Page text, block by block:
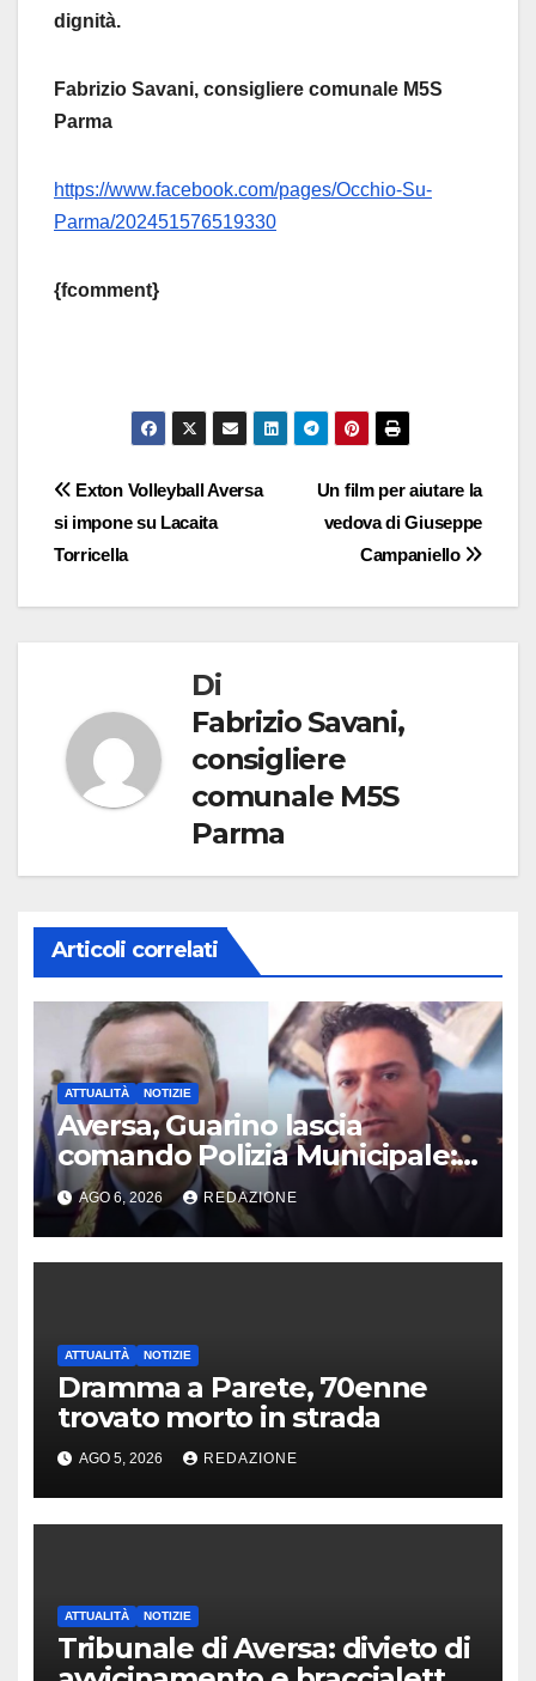
dignità.
Fabrizio Savani, consigliere comunale M5S
Parma
https://www.facebook.com/pages/Occhio-Su-
Parma/202451576519330
{fcomment}
Navigazione
articoli
Un film per aiutare la
vedova di Giuseppe
Campaniello
Exton Volleyball Aversa
si impone su Lacaita
Torricella
Di
Fabrizio Savani,
consigliere
comunale M5S
Parma
Articoli correlati
ATTUALITÀ NOTIZIE
Aversa, Guarino lascia
comando Polizia Municipale:
arriva Nacar
AGO 6, 2026 REDAZIONE
ATTUALITÀ NOTIZIE
Dramma a Parete, 70enne
trovato morto in strada
AGO 5, 2026 REDAZIONE
ATTUALITÀ NOTIZIE
Tribunale di Aversa: divieto di